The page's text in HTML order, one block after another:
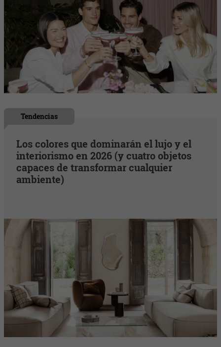
Tendencias
Los colores que dominarán el lujo y el
interiorismo en 2026 (y cuatro objetos
capaces de transformar cualquier
ambiente)